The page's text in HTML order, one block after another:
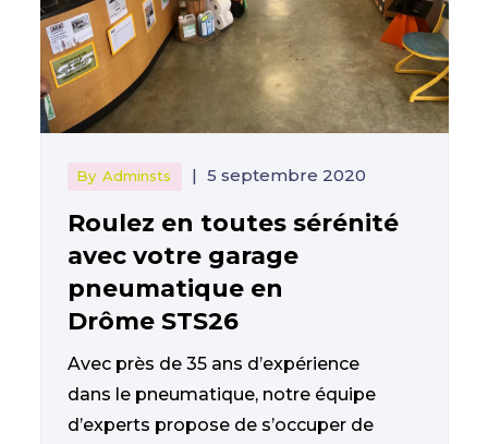
By Adminsts | 5 septembre 2020
Roulez en toutes sérénité
avec votre garage
pneumatique en
Drôme STS26
Avec près de 35 ans d’expérience
dans le pneumatique, notre équipe
d’experts propose de s’occuper de